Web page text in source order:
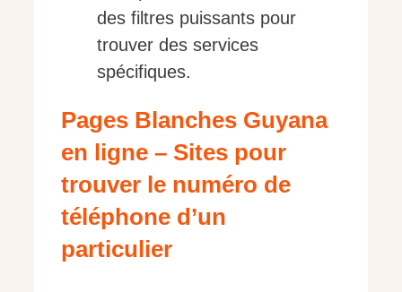
des filtres puissants pour
trouver des services
spécifiques.
Pages Blanches Guyana
en ligne – Sites pour
trouver le numéro de
téléphone d’un
particulier